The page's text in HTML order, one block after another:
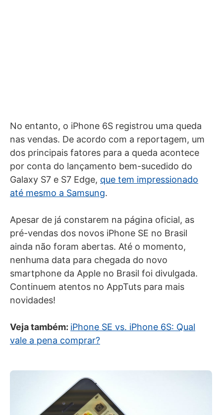
No entanto, o iPhone 6S registrou uma queda
nas vendas. De acordo com a reportagem, um
dos principais fatores para a queda acontece
por conta do lançamento bem-sucedido do
Galaxy S7 e S7 Edge, que tem impressionado
até mesmo a Samsung.
Apesar de já constarem na página oficial, as
pré-vendas dos novos iPhone SE no Brasil
ainda não foram abertas. Até o momento,
nenhuma data para chegada do novo
smartphone da Apple no Brasil foi divulgada.
Continuem atentos no AppTuts para mais
novidades!
Veja também: iPhone SE vs. iPhone 6S: Qual
vale a pena comprar?